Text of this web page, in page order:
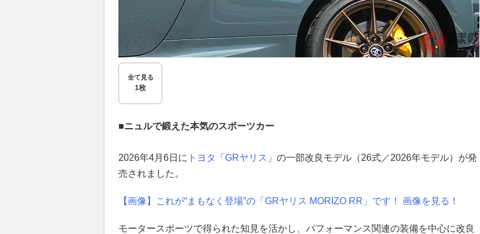
全て見る
1枚
■ニュルで鍛えた本気のスポーツカー
2026年4月6日に トヨタ 「 GRヤリス 」の一部改良モデル（26式／2026年モデル）が発
売されました。
【画像】これが“まもなく登場”の「GRヤリス MORIZO RR」です！ 画像を見る！
モータースポーツで得られた知見を活かし、パフォーマンス関連の装備を中心に改良